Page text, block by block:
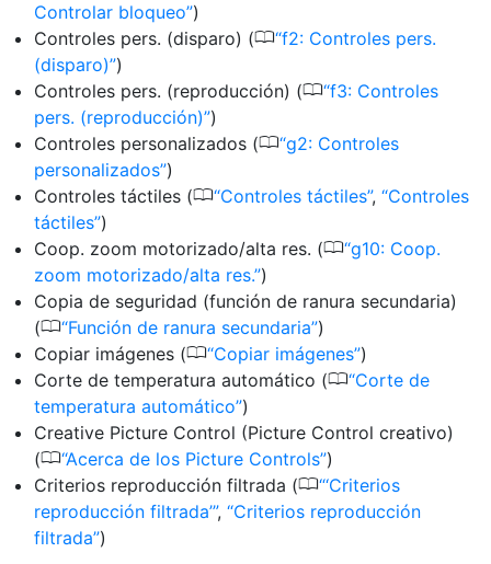
Controlar bloqueo )
Controles pers. (disparo) (0 f2: Controles pers.
(disparo) )
Controles pers. (reproducción) (0 f3: Controles
pers. (reproducción) )
Controles personalizados (0 g2: Controles
personalizados )
Controles táctiles (0 Controles táctiles ,
Controles
táctiles )
Coop. zoom motorizado/alta res. (0 g10: Coop.
zoom motorizado/alta res. )
Copia de seguridad (función de ranura secundaria)
(0 Función de ranura secundaria )
Copiar imágenes (0 Copiar imágenes )
Corte de temperatura automático (0 Corte de
temperatura automático )
Creative Picture Control (Picture Control creativo)
(0 Acerca de los Picture Controls )
Criterios reproducción filtrada (0 ‘Criterios
reproducción filtrada’ ,
Criterios reproducción
filtrada )